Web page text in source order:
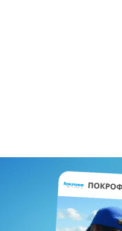
Готовые проекты Блог